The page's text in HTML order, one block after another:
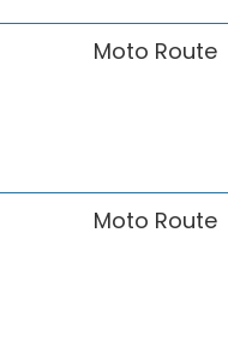
Moto Route
Moto Route